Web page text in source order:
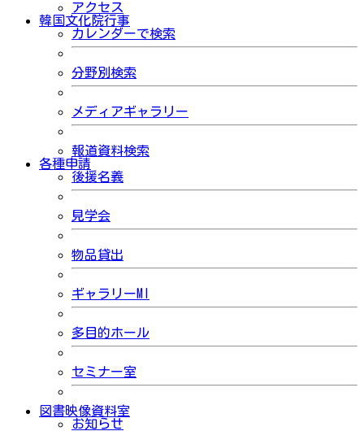
アクセス
韓国文化院行事
カレンダーで検索
分野別検索
メディアギャラリー
報道資料検索
各種申請
後援名義
見学会
物品貸出
ギャラリーMI
多目的ホール
セミナー室
図書映像資料室
お知らせ